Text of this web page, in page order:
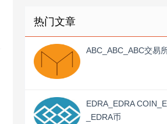
热门文章
ABC_ABC_ABC交易
EDRA_EDRA
_EDRA币